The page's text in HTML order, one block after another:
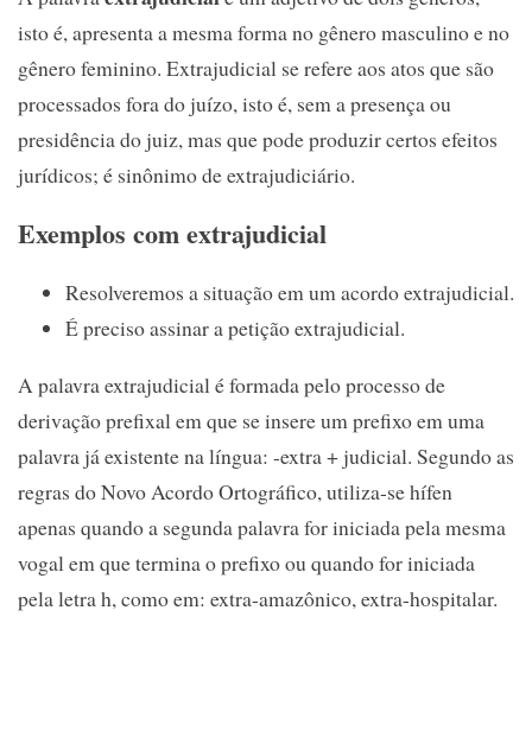
isto é, apresenta a mesma forma no gênero masculino e no
gênero feminino. Extrajudicial se refere aos atos que são
processados fora do juízo, isto é, sem a presença ou
presidência do juiz, mas que pode produzir certos efeitos
jurídicos; é sinônimo de extrajudiciário.
Exemplos com extrajudicial
Resolveremos a situação em um acordo extrajudicial.
É preciso assinar a petição extrajudicial.
A palavra extrajudicial é formada pelo processo de
derivação prefixal em que se insere um prefixo em uma
palavra já existente na língua: -extra + judicial. Segundo as
regras do Novo Acordo Ortográfico, utiliza-se hífen
apenas quando a segunda palavra for iniciada pela mesma
vogal em que termina o prefixo ou quando for iniciada
pela letra h, como em: extra-amazônico, extra-hospitalar.